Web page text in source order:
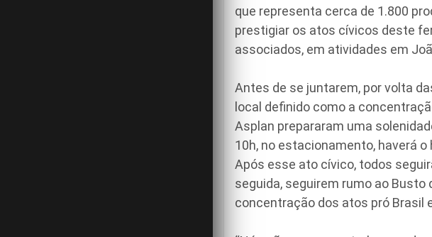
que representa cerca de 1.800
prestigiar os atos cívicos deste
associados, em atividades em
Antes de se juntarem, por volta
local definido como a
Asplan prepararam uma
10h, no estacionamento, haverá
Após esse ato cívico, todos
seguida, seguirem rumo ao Busto
concentração dos atos pró Brasil